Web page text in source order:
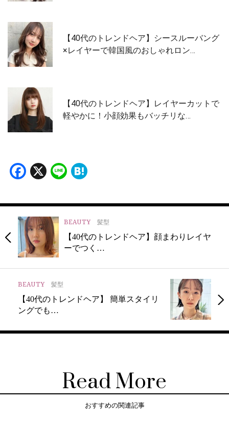
【40代のトレンドヘア】シースルーバング
×レイヤーで韓国風のおしゃれロン…
【40代のトレンドヘア】レイヤーカットで
軽やかに！小顔効果もバッチリな…
Facebook
X Line
BEAUTY 髪型
【40代のトレンドヘア】顔まわりレイヤ
ーでつく…
BEAUTY 髪型
【40代のトレンドヘア】 簡単スタイリ
ングでも…
Read More
おすすめの関連記事